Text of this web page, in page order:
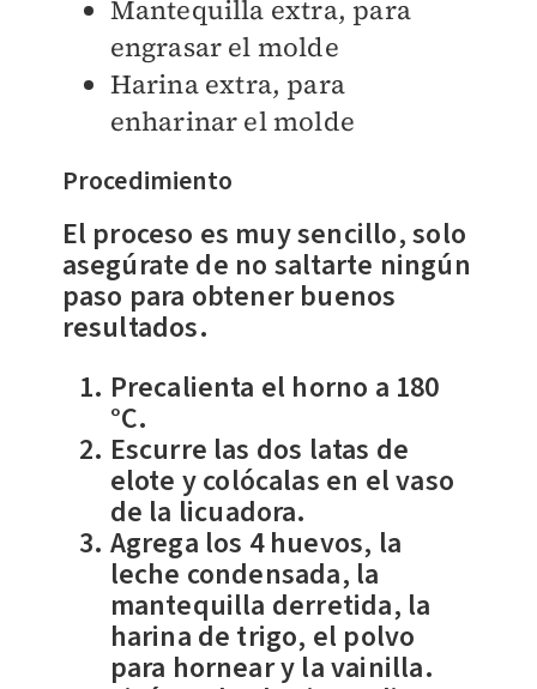
Mantequilla extra, para
engrasar el molde
Harina extra, para
enharinar el molde
Procedimiento
El proceso es muy sencillo, solo
asegúrate de no saltarte ningún
paso para obtener buenos
resultados.
Precalienta el horno a 180
°C.
Escurre las dos latas de
elote y colócalas en el vaso
de la licuadora.
Agrega los 4 huevos, la
leche condensada, la
mantequilla derretida, la
harina de trigo, el polvo
para hornear y la vainilla.